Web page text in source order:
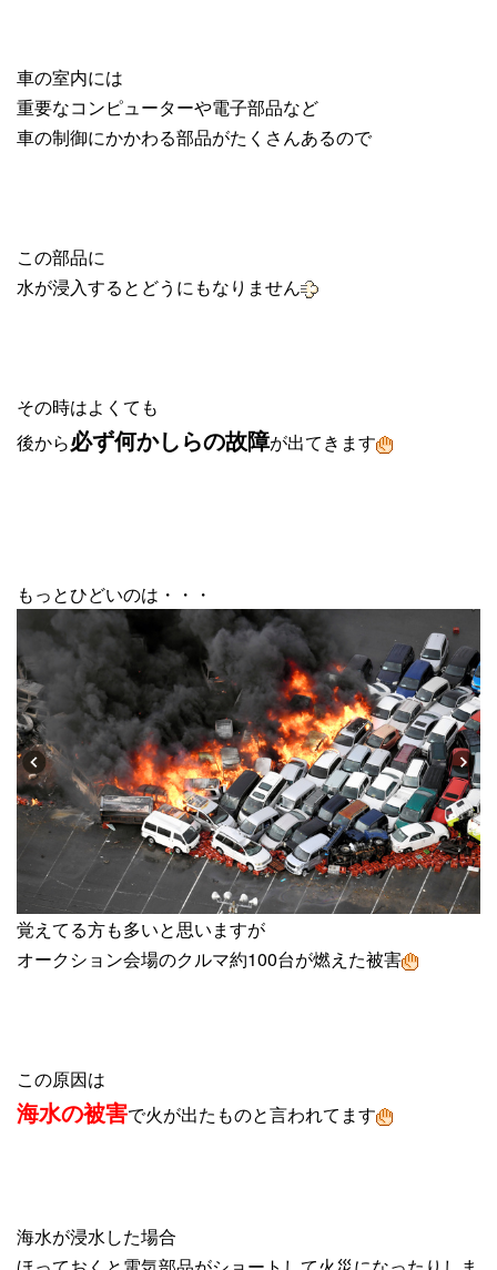
車の室内には
重要なコンピューターや電子部品など
車の制御にかかわる部品がたくさんあるので
この部品に
水が浸入するとどうにもなりません
その時はよくても
後から必ず何かしらの故障が出てきます
もっとひどいのは・・・
覚えてる方も多いと思いますが
オークション会場のクルマ約100台が燃えた被害
この原因は
海水の被害で火が出たものと言われてます
海水が浸水した場合